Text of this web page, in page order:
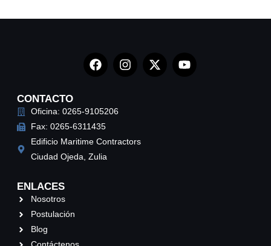
CONTACTO
Oficina: 0265-9105206
Fax: 0265-6311435
Edificio Maritime Contractors
Ciudad Ojeda, Zulia
ENLACES
Nosotros
Postulación
Blog